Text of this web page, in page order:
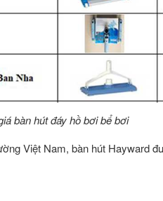
bàn hút đáy hồ bơi bể bơi
Việt Nam, bàn hút Hayward